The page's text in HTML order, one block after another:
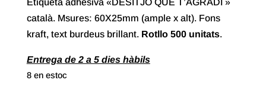
Etiqueta adhesiva «DESITJO QUE T’AGRADI »
català. Msures: 60X25mm (ample x alt). Fons
kraft, text burdeus brillant. Rotllo 500 unitats.
Entrega de 2 a 5 dies hàbils
8 en estoc